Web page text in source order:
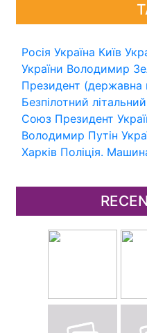
Росія Україна Київ
України Володимир
Президент (державна
Безпілотний
Союз Президент
Володимир Путін
Харків Поліція.